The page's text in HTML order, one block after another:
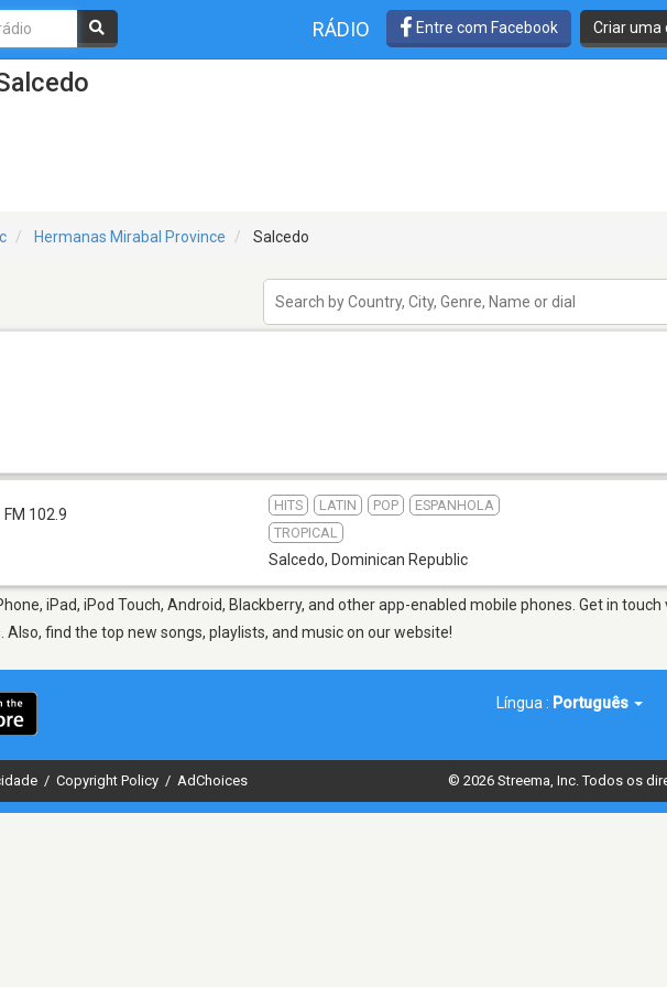
RÁDIO Entre com Facebook Criar uma
Hermanas Mirabal Province Salcedo
FM 102.9
HITS LATIN POP
ESPANHOLA
TROPICAL
Salcedo, Dominican Republic
iPad, iPod Touch, Android, Blackberry, and other app-enabled mobile phones. Get in touch
find the top new songs, playlists, and music on our website!
Língua : Português
/ Copyright Policy / AdChoices © 2026 Streema, Inc. Todos os